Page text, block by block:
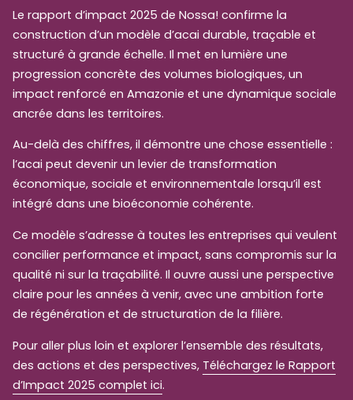
Le rapport d’impact 2025 de Nossa! confirme la
construction d’un modèle d’acai durable, traçable et
structuré à grande échelle. Il met en lumière une
progression concrète des volumes biologiques, un
impact renforcé en Amazonie et une dynamique sociale
ancrée dans les territoires.
Au-delà des chiffres, il démontre une chose essentielle :
l’acai peut devenir un levier de transformation
économique, sociale et environnementale lorsqu’il est
intégré dans une bioéconomie cohérente.
Ce modèle s’adresse à toutes les entreprises qui veulent
concilier performance et impact, sans compromis sur la
qualité ni sur la traçabilité. Il ouvre aussi une perspective
claire pour les années à venir, avec une ambition forte
de régénération et de structuration de la filière.
Pour aller plus loin et explorer l’ensemble des résultats,
des actions et des perspectives, Téléchargez le Rapport
d’Impact 2025 complet ici.